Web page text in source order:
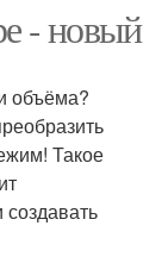
- новый
объёма?
Такое
создавать